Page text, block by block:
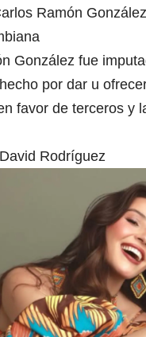
Ramón
González fue
por dar u
favor de terceros y
Rodríguez